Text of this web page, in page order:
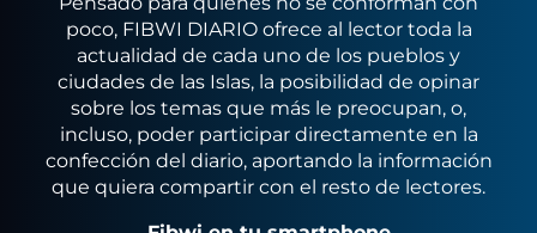
poco, FIBWI DIARIO ofrece al lector toda la
actualidad de cada uno de los pueblos y
ciudades de las Islas, la posibilidad de opinar
sobre los temas que más le preocupan, o,
incluso, poder participar directamente en la
confección del diario, aportando la información
que quiera compartir con el resto de lectores.